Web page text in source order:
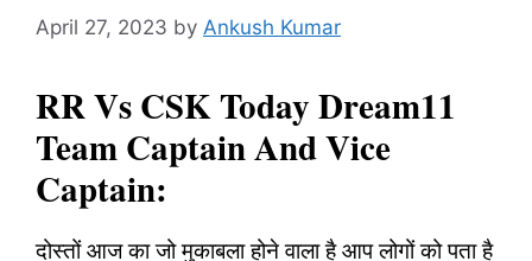
April 27, 2023 by Ankush Kumar
RR Vs CSK Today Dream11
Team Captain And Vice
Captain:
दोस्तों आज का जो मुकाबला होने वाला है आप लोगों को पता है